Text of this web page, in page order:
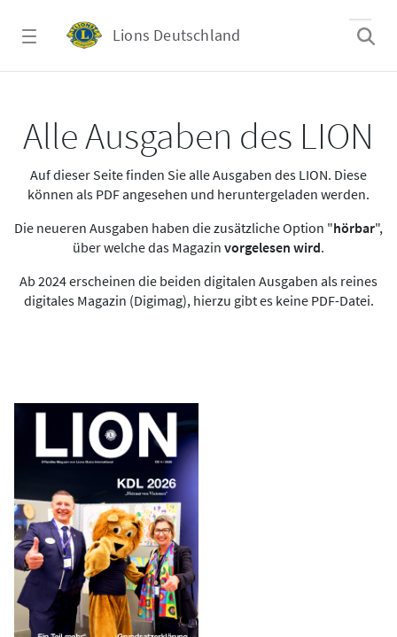
Lions Deutschland
Alle Ausgaben des LION
Auf dieser Seite finden Sie alle Ausgaben des LION. Diese
können als PDF angesehen und heruntergeladen werden.
Die neueren Ausgaben haben die zusätzliche Option "hörbar",
über welche das Magazin vorgelesen wird.
Ab 2024 erscheinen die beiden digitalen Ausgaben als reines
digitales Magazin (Digimag), hierzu gibt es keine PDF-Datei.